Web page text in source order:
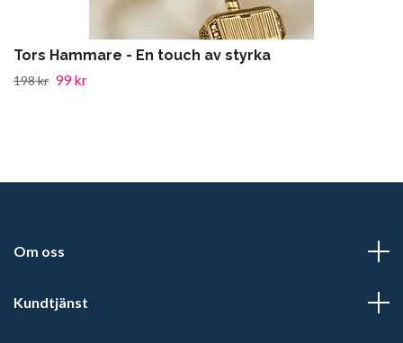
Tors Hammare - En touch av styrka
198 kr 99 kr
Om oss
Kundtjänst